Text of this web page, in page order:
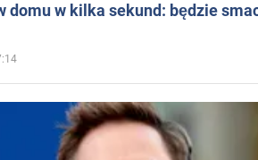
domu w kilka sekund: będzie